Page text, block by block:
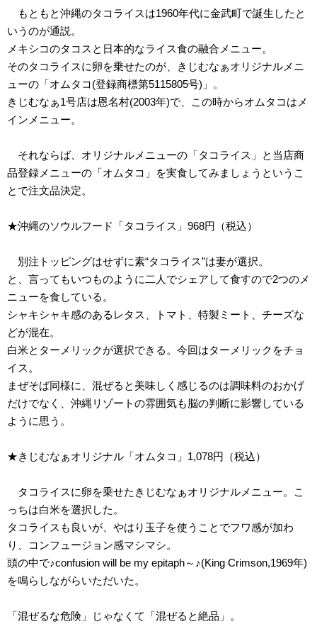
もともと沖縄のタコライスは1960年代に金武町で誕生したと
いうのが通説。
メキシコのタコスと日本的なライス食の融合メニュー。
そのタコライスに卵を乗せたのが、きじむなぁオリジナルメニ
ューの「オムタコ(登録商標第5115805号)」。
きじむなぁ1号店は恩名村(2003年)で、この時からオムタコはメ
インメニュー。
それならば、オリジナルメニューの「タコライス」と当店商
品登録メニューの「オムタコ」を実食してみましょうというこ
とで注文品決定。
★沖縄のソウルフード「タコライス」968円（税込）
別注トッピングはせずに素“タコライス”は妻が選択。
と、言ってもいつものように二人でシェアして食すので2つのメ
ニューを食している。
シャキシャキ感のあるレタス、トマト、特製ミート、チーズな
どが混在。
白米とターメリックが選択できる。今回はターメリックをチョ
イス。
まぜそば同様に、混ぜると美味しく感じるのは調味料のおかげ
だけでなく、沖縄リゾートの雰囲気も脳の判断に影響している
ように思う。
★きじむなぁオリジナル「オムタコ」1,078円（税込）
タコライスに卵を乗せたきじむなぁオリジナルメニュー。こ
っちは白米を選択した。
タコライスも良いが、やはり玉子を使うことでフワ感が加わ
り、コンフュージョン感マシマシ。
頭の中で♪confusion will be my epitaph～♪(King Crimson,1969年)
を鳴らしながらいただいた。
「混ぜるな危険」じゃなくて「混ぜると絶品」。